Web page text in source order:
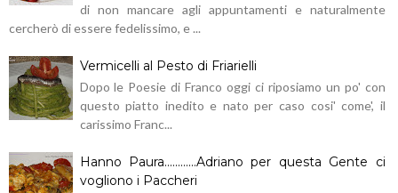
di non mancare agli appuntamenti e naturalmente
cercherò di essere fedelissimo, e ...
Vermicelli al Pesto di Friarielli
Dopo le Poesie di Franco oggi ci riposiamo un po' con
questo piatto inedito e nato per caso cosi' come', il
carissimo Franc...
Hanno Paura............Adriano per questa Gente ci
vogliono i Paccheri